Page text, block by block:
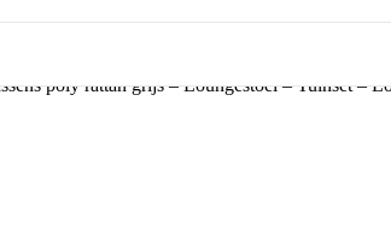
poly rattan grijs – Loungestoel – Tuinset –